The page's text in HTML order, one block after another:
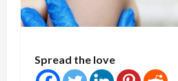
Spread the love